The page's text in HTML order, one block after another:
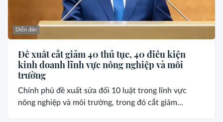
Diễn đàn
Đề xuất cắt giảm 40 thủ tục, 40 điều kiện
kinh doanh lĩnh vực nông nghiệp và môi
trường
Chính phủ đề xuất sửa đổi 10 luật trong lĩnh vực
nông nghiệp và môi trường, trong đó cắt giảm...